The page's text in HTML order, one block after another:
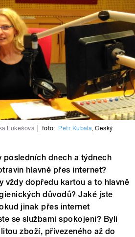
Lukešová foto: Petr Kubala,Český
posledních dnech a týdnech
hlavně přes internet?
vždy dopředu kartou a to hlavně
důvodů? Jaké jste
jinak přes internet
se službami spokojeni? Byli
zboží, přivezeného až do